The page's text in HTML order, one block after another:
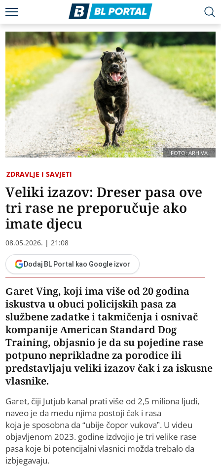
FOTO: ARHIVA
ZDRAVLJE I SAVJETI
Veliki izazov: Dreser pasa ove
tri rase ne preporučuje ako
imate djecu
08.05.2026. | 21:08
Dodaj BL Portal kao Google izvor
Garet Ving, koji ima više od 20 godina
iskustva u obuci policijskih pasa za
službene zadatke i takmičenja i osnivač
kompanije American Standard Dog
Training, objasnio je da su pojedine rase
potpuno neprikladne za porodice ili
predstavljaju veliki izazov čak i za iskusne
vlasnike.
Garet, čiji Jutjub kanal prati više od 2,5 miliona ljudi,
naveo je da među njima postoji čak i rasa
koja je sposobna da “ubije čopor vukova”. U videu
objavljenom 2023. godine izdvojio je tri velike rase
pasa koje bi potencijalni vlasnici možda trebalo da
izbjegavaju.